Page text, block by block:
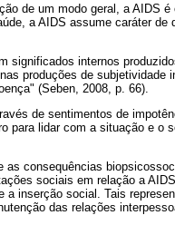
de um modo geral, a AIDS
a AIDS assume caráter de
significados internos
produções de subjetividade
(Seben, 2008, p. 66).
de sentimentos de
para lidar com a situação e o
as consequências
sociais em relação a
inserção social. Tais
das relações